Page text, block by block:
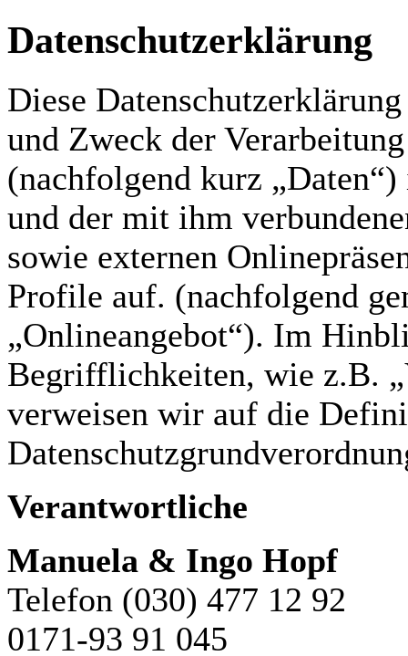
Datenschutzerklärung
Diese
und Zweck der
(nachfolgend kurz
und der mit ihm
sowie externen
Profile auf. (nachfolgend
„Onlineangebot“). Im
Begrifflichkeiten, wie z.B.
verweisen wir auf die
Verantwortliche
Manuela & Ingo Hopf
Telefon (030) 477 12 92
0171-93 91 045